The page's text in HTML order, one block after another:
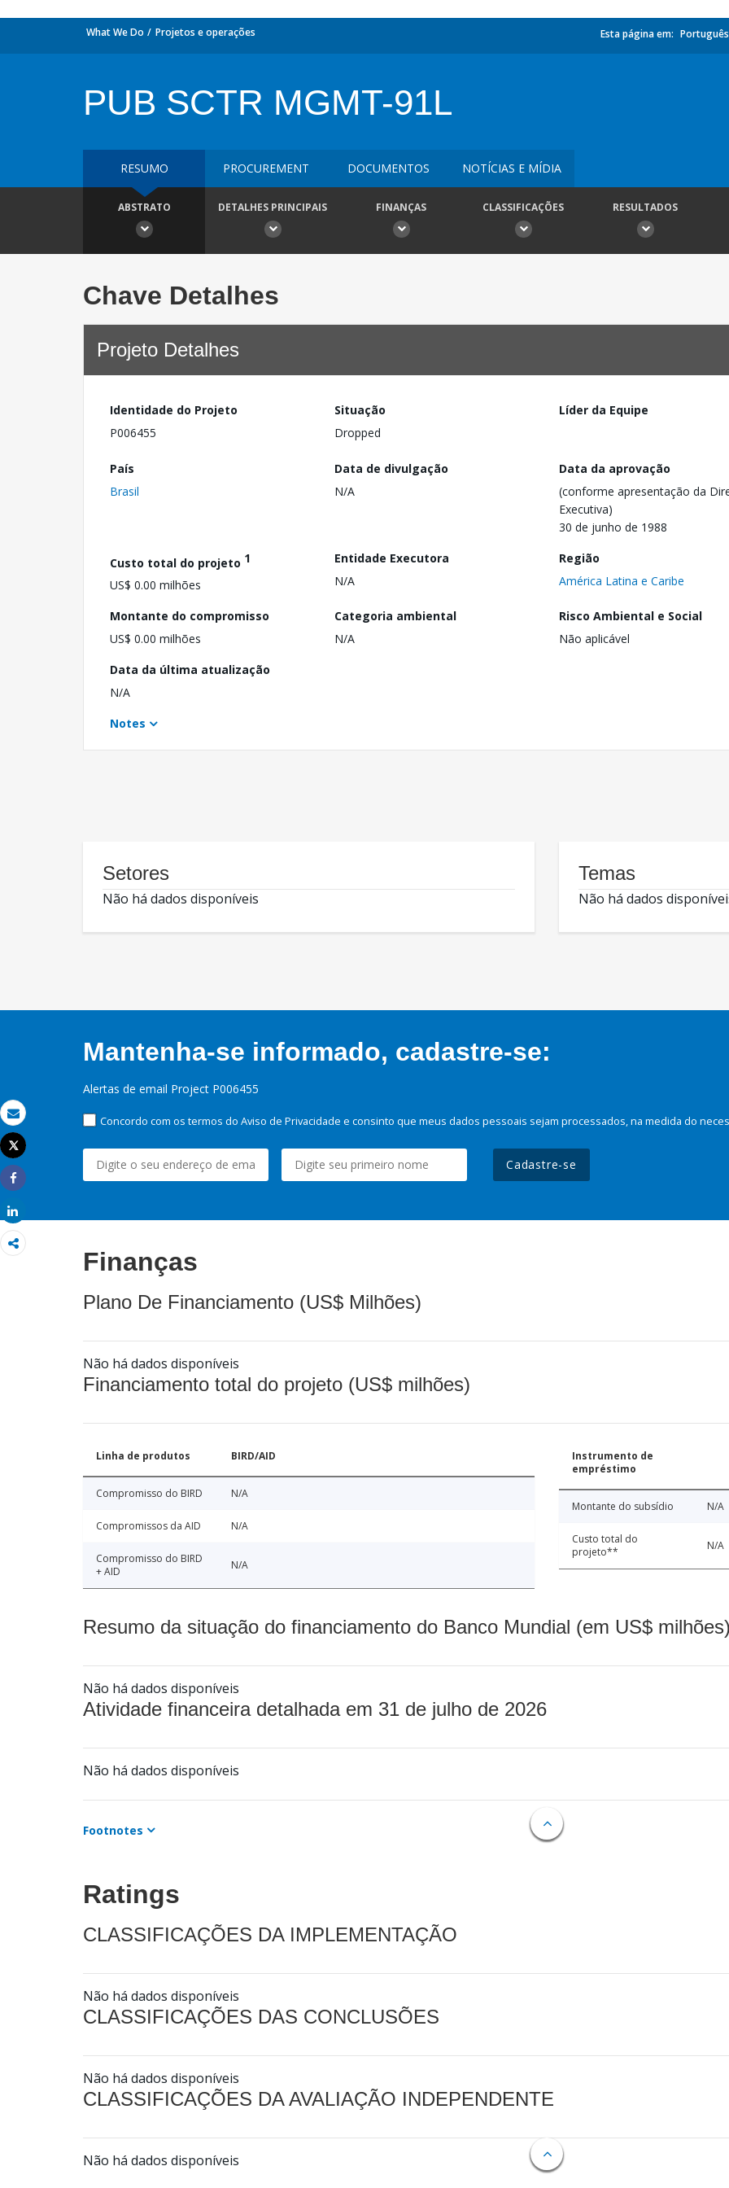
Email
Imprimir
Tweet
Share
What We Do Projetos e operações Esta página em: Português
PUB SCTR MGMT-91L
RESUMO PROCUREMENT DOCUMENTOS NOTÍCIAS E MÍDIA
ABSTRATO DETALHES PRINCIPAIS FINANÇAS CLASSIFICAÇÕES RESULTADOS
Chave Detalhes
Projeto Detalhes
Identidade do Projeto
P006455
Situação
Dropped
Líder da Equipe
País
Brasil
Data de divulgação
N/A
Data da aprovação
(conforme apresentação da
Executiva)
30 de junho de 1988
Custo total do projeto 1
US$ 0.00 milhões
Entidade Executora
N/A
Região
América Latina e Caribe
Montante do compromisso
US$ 0.00 milhões
Categoria ambiental
N/A
Risco Ambiental e Social
Não aplicável
Data da última atualização
N/A
Notes
Setores
Não há dados disponíveis
Temas
Não há dados
Mantenha-se informado, cadastre-se:
Alertas de email Project P006455
Concordo com os termos do Aviso de Privacidade e consinto que meus dados pessoais sejam processados, na medida do
Cadastre-se
Finanças
Plano De Financiamento (US$ Milhões)
Não há dados disponíveis
Financiamento total do projeto (US$ milhões)
Linha de produtos BIRD/AID
Compromisso do BIRD N/A
Compromissos da AID N/A
Compromisso do BIRD
+ AID
N/A
Instrumento de
empréstimo
Montante do subsídio N/A
Custo total do
projeto**
N/A
Resumo da situação do financiamento do Banco Mundial (em US$
Não há dados disponíveis
Atividade financeira detalhada em 31 de julho de 2026
Não há dados disponíveis
Footnotes
Ratings
CLASSIFICAÇÕES DA IMPLEMENTAÇÃO
Não há dados disponíveis
CLASSIFICAÇÕES DAS CONCLUSÕES
Não há dados disponíveis
CLASSIFICAÇÕES DA AVALIAÇÃO INDEPENDENTE
Não há dados disponíveis